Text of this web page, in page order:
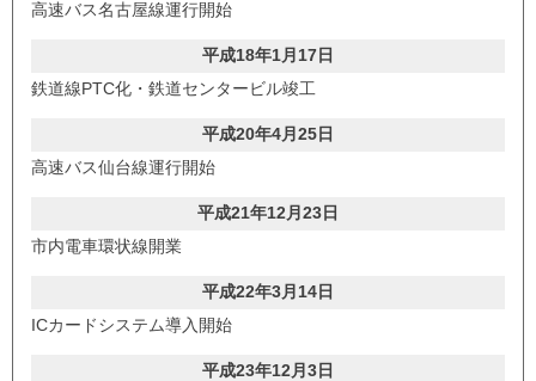
高速バス名古屋線運行開始
平成18年1月17日
鉄道線PTC化・鉄道センタービル竣工
平成20年4月25日
高速バス仙台線運行開始
平成21年12月23日
市内電車環状線開業
平成22年3月14日
ICカードシステム導入開始
平成23年12月3日